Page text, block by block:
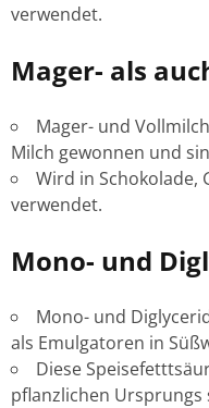
verwendet.
Mager- als
Mager- und
Milch gewonnen und
Wird in Schokolade,
verwendet.
Mono- und
Mono- und
als Emulgatoren in
Diese
pflanzlichen Ursprungs